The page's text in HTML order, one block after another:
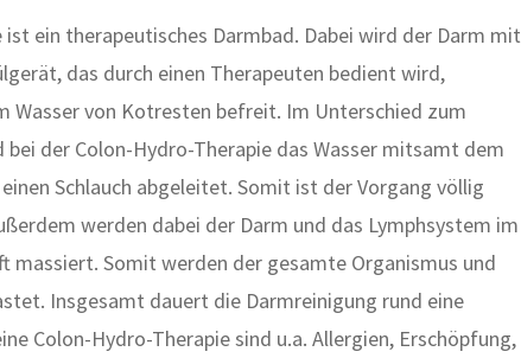
ist ein therapeutisches Darmbad. Dabei wird der Darm mit
das durch einen Therapeuten bedient wird,
Wasser von Kotresten befreit. Im Unterschied zum
der Colon-Hydro-Therapie das Wasser mitsamt dem
Schlauch abgeleitet. Somit ist der Vorgang völlig
werden dabei der Darm und das Lymphsystem im
massiert. Somit werden der gesamte Organismus und
Insgesamt dauert die Darmreinigung rund eine
Colon-Hydro-Therapie sind u.a. Allergien, Erschöpfung,